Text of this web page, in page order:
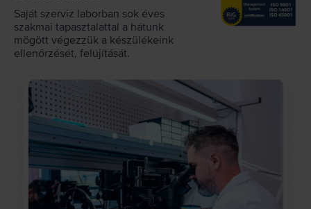
Saját szerviz laborban sok éves
szakmai tapasztalattal a hátunk
mögött végezzük a készülékeink
ellenőrzését, felújítását.